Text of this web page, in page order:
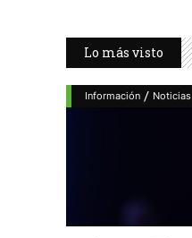
Lo más visto
Información / Noticias